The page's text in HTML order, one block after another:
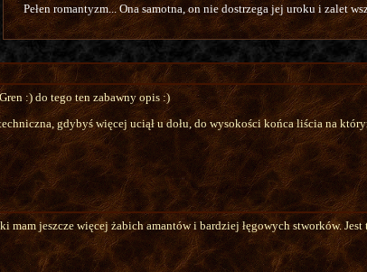
Pełen romantyzm... Ona samotna, on nie dostrzega jej uroku i zalet
:) do tego ten zabawny opis :)
gdybyś więcej uciął u dołu, do wysokości końca liścia na
mam jeszcze więcej żabich amantów i bardziej łęgowych stworków.